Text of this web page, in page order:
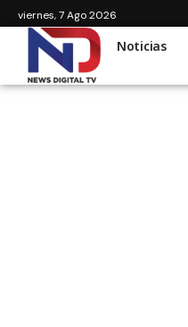
viernes, 7 Ago 2026
Noticias